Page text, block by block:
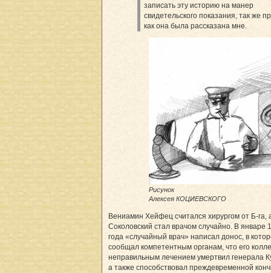
записать эту историю на манер
свидетельского показания, так же
как она была рассказана мне.
Рисунок
Алексея КОЦИЕВСКОГО
Вениамин Хейфец считался хирургом от Б-га,
Соколовский стал врачом случайно. В январе
года «случайный врач» написал донос, в
сообщал компетентным органам, что его
неправильным лечением умертвил генерала
а также способствовал преждевременной